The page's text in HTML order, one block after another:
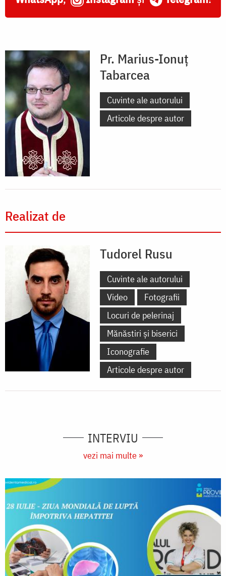
Pr. Marius-Ionuț
Tabarcea
Cuvinte ale autorului
Articole despre autor
Realizat de
Tudorel Rusu
Cuvinte ale autorului
Video
Fotografii
Locuri de pelerinaj
Mănăstiri și biserici
Iconografie
Articole despre autor
INTERVIU
vezi mai multe »